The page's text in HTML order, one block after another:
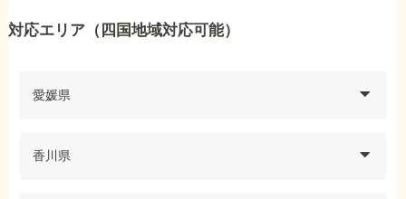
対応エリア（四国地域対応可能）
愛媛県
香川県